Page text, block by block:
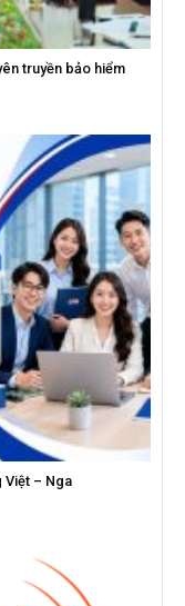
truyền bảo hiểm
Việt – Nga